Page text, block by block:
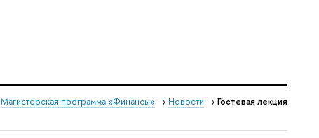
Магистерская программа «Финансы» → Новости → Гостевая лекция